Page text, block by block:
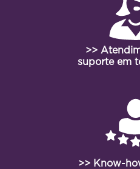
>>
suporte em
>> Know-